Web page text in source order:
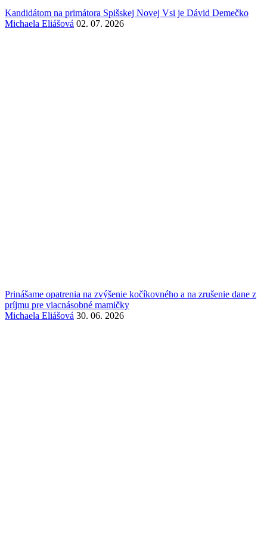
Kandidátom na primátora Spišskej Novej Vsi je Dávid Demečko
Michaela Eliášová 02. 07. 2026
Prinášame opatrenia na zvýšenie kočíkovného a na zrušenie dane z
príjmu pre viacnásobné mamičky
Michaela Eliášová 30. 06. 2026